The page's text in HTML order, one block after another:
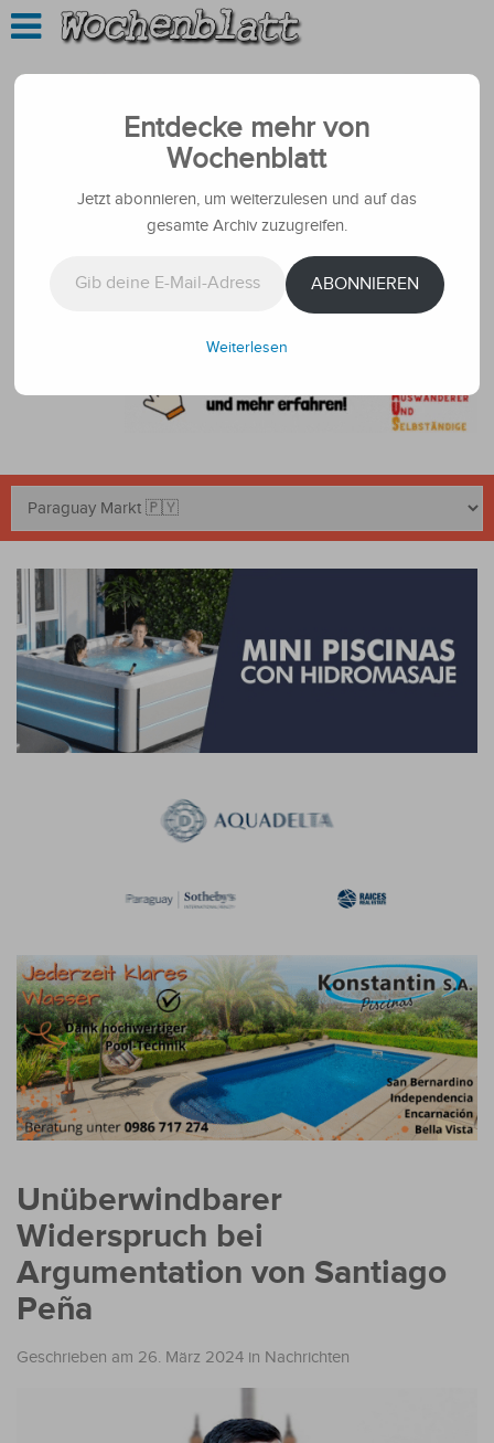
Unüberwindbarer
Widerspruch bei
Argumentation von Santiago
Peña
Geschrieben am 26. März 2024 in Nachrichten
Entdecke mehr von
Wochenblatt
Jetzt abonnieren, um weiterzulesen und auf das
gesamte Archiv zuzugreifen.
ABONNIEREN
Weiterlesen